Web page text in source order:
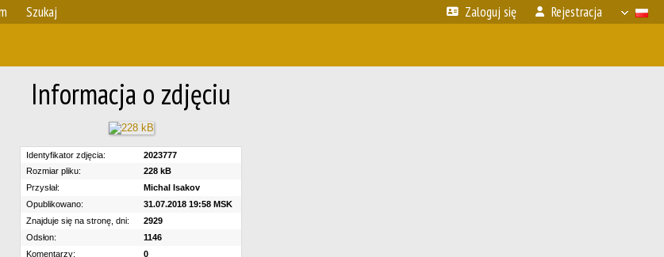
Szukaj Zaloguj się Rejestracja
Informacja o zdjęciu
Identyfikator zdjęcia:
2023777
Rozmiar pliku:
228 kB
Przysłał:
Michal Isakov
Opublikowano:
31.07.2018 19:58 MSK
Znajduje się na stronę, dni:
2929
Odsłon:
1146
Komentarzy:
0